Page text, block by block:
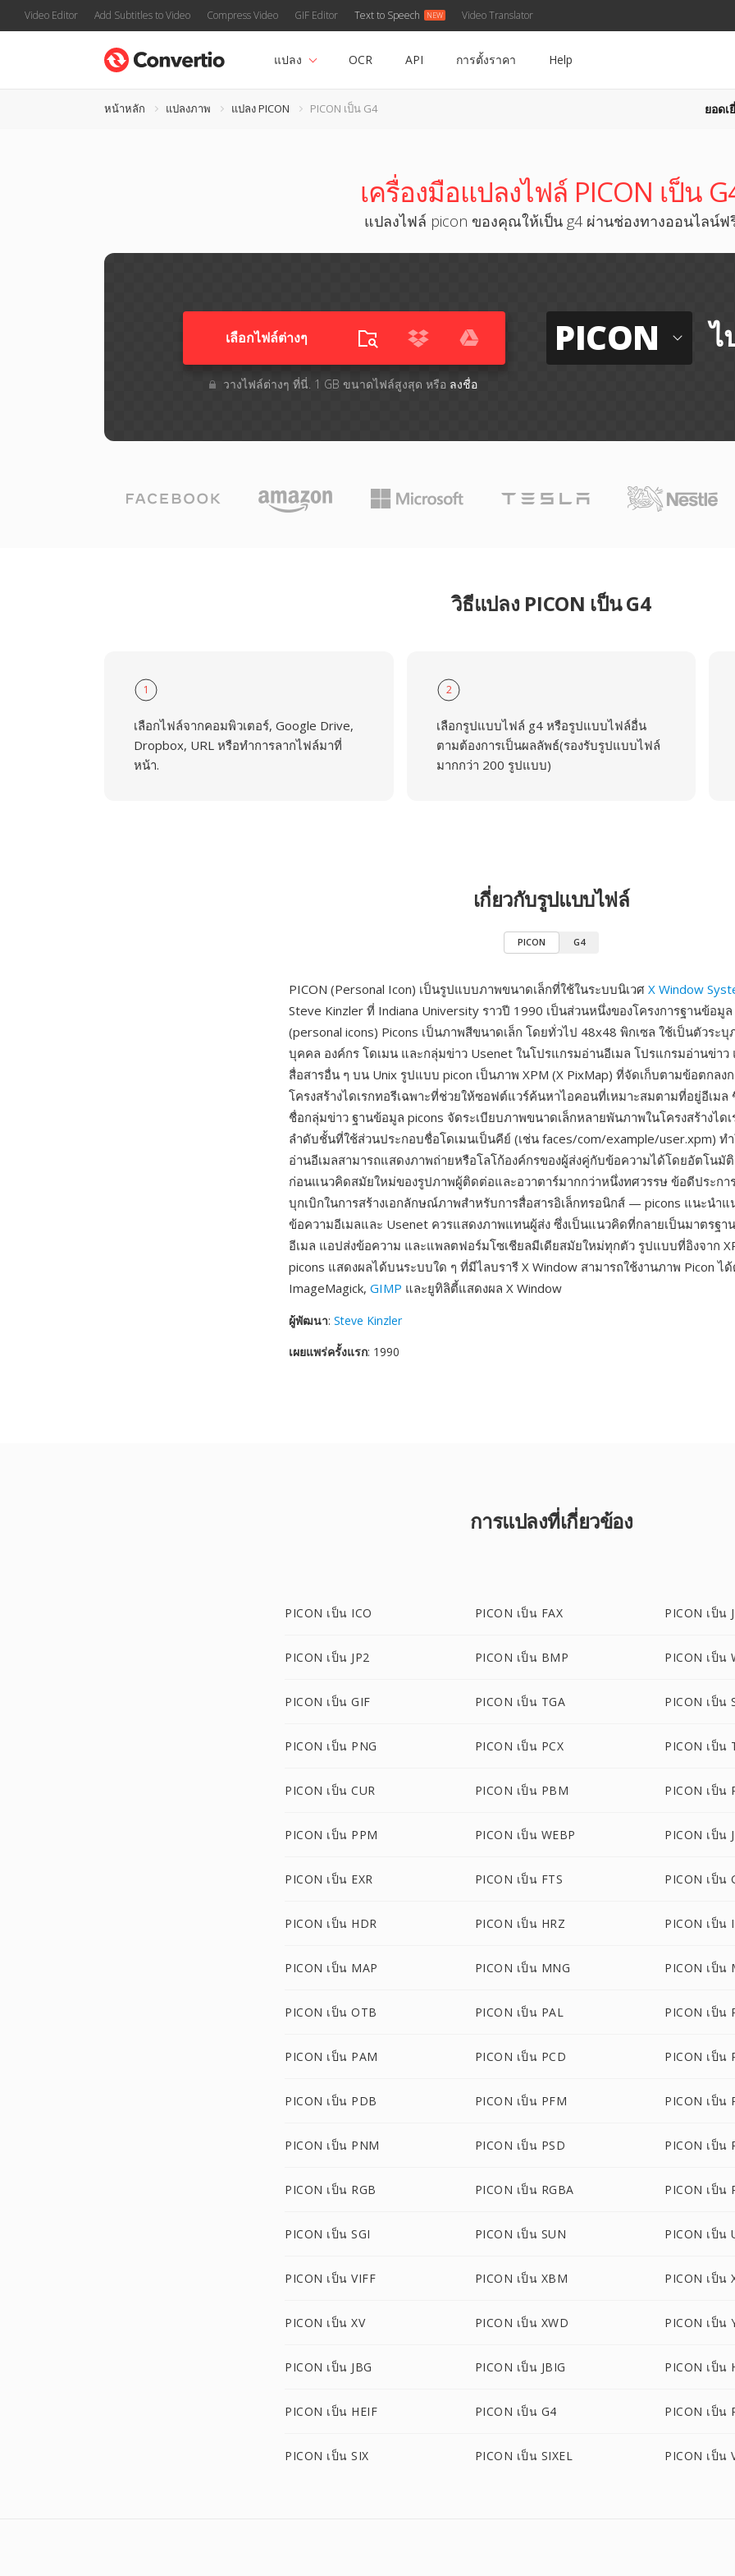
Video Editor Add Subtitles to Video Compress Video GIF Editor Text to Speech Video Translator
แปลง OCR API การตั้งราคา Help
หน้าหลัก แปลงภาพ แปลง PICON PICON เป็น G4 ยอดเ
เครื่องมือแปลงไฟล์ PICON เป็น
แปลงไฟล์ picon ของคุณให้เป็น g4 ผ่านช่องทางออนไลน์ฟ
เลือกไฟล์ต่างๆ​
วางไฟล์ต่างๆ​ ที่นี่. 1 GB ขนาดไฟล์สูงสุด หรือ ลงชื่อ
PICON ไ
วิธีแปลง PICON เป็น G4
1
เลือกไฟล์จากคอมพิวเตอร์, Google Drive,
Dropbox, URL หรือทำการลากไฟล์มาที่
หน้า.
2
เลือกรูปแบบไฟล์ g4 หรือรูปแบบไฟล์อื่น
ตามต้องการเป็นผลลัพธ์(รองรับรูปแบบไฟล์
มากกว่า 200 รูปแบบ)
เกี่ยวกับรูปแบบไฟล์
PICON G4
PICON (Personal Icon) เป็นรูปแบบภาพขนาดเล็กที่ใช้ในระบบนิเวศ X Window
Steve Kinzler ที่ Indiana University ราวปี 1990 เป็นส่วนหนึ่งของโครงการฐานข้อมูล
(personal icons) Picons เป็นภาพสีขนาดเล็ก โดยทั่วไป 48x48 พิกเซล ใช้เป็นตัวระ
บุคคล องค์กร โดเมน และกลุ่มข่าว Usenet ในโปรแกรมอ่านอีเมล โปรแกรมอ่านข่าว
สื่อสารอื่น ๆ บน Unix รูปแบบ picon เป็นภาพ XPM (X PixMap) ที่จัดเก็บตามข้อตกลง
โครงสร้างไดเรกทอรีเฉพาะที่ช่วยให้ซอฟต์แวร์ค้นหาไอคอนที่เหมาะสมตามที่อยู่อีเมล
ชื่อกลุ่มข่าว ฐานข้อมูล picons จัดระเบียบภาพขนาดเล็กหลายพันภาพในโครงสร้างได
ลำดับชั้นที่ใช้ส่วนประกอบชื่อโดเมนเป็นคีย์ (เช่น faces/com/example/user.xpm) ท
อ่านอีเมลสามารถแสดงภาพถ่ายหรือโลโก้องค์กรของผู้ส่งคู่กับข้อความได้โดยอัตโนมั
ก่อนแนวคิดสมัยใหม่ของรูปภาพผู้ติดต่อและอวาตาร์มากกว่าหนึ่งทศวรรษ ข้อดีประก
บุกเบิกในการสร้างเอกลักษณ์ภาพสำหรับการสื่อสารอิเล็กทรอนิกส์ — picons แนะนำแ
ข้อความอีเมลและ Usenet ควรแสดงภาพแทนผู้ส่ง ซึ่งเป็นแนวคิดที่กลายเป็นมาตรฐา
อีเมล แอปส่งข้อความ และแพลตฟอร์มโซเชียลมีเดียสมัยใหม่ทุกตัว รูปแบบที่อิงจาก
picons แสดงผลได้บนระบบใด ๆ ที่มีไลบรารี X Window สามารถใช้งานภาพ Picon ไ
ImageMagick, GIMP และยูทิลิตี้แสดงผล X Window
ผู้พัฒนา: Steve Kinzler
เผยแพร่ครั้งแรก: 1990
การแปลงที่เกี่ยวข้อง
PICON เป็น ICO PICON เป็น FAX PICON เป็น
PICON เป็น JP2 PICON เป็น BMP PICON เป็น
PICON เป็น GIF PICON เป็น TGA PICON เป็น
PICON เป็น PNG PICON เป็น PCX PICON เป็น
PICON เป็น CUR PICON เป็น PBM PICON เป็น
PICON เป็น PPM PICON เป็น WEBP PICON เป็น
PICON เป็น EXR PICON เป็น FTS PICON เป็น
PICON เป็น HDR PICON เป็น HRZ PICON เป็น
PICON เป็น MAP PICON เป็น MNG PICON เป็น
PICON เป็น OTB PICON เป็น PAL PICON เป็น
PICON เป็น PAM PICON เป็น PCD PICON เป็น
PICON เป็น PDB PICON เป็น PFM PICON เป็น
PICON เป็น PNM PICON เป็น PSD PICON เป็น
PICON เป็น RGB PICON เป็น RGBA PICON เป็น
PICON เป็น SGI PICON เป็น SUN PICON เป็น
PICON เป็น VIFF PICON เป็น XBM PICON เป็น
PICON เป็น XV PICON เป็น XWD PICON เป็น
PICON เป็น JBG PICON เป็น JBIG PICON เป็น
PICON เป็น HEIF PICON เป็น G4 PICON เป็น
PICON เป็น SIX PICON เป็น SIXEL PICON เป็น